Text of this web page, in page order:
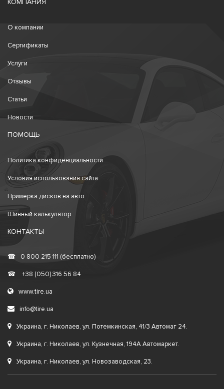
КОМПАНИЯ
О компании
Сертификаты
Услуги
Отзывы
Статьи
Новости
ПОМОЩЬ
Политика конфиденциальности
Условия использования сайта
Примерка дисков на авто
Шинный калькулятор
КОНТАКТЫ
☎ 0 800 215 111 (бесплатно)
☎ +38 (050) 316 56 84
www.tire.ua
info@tire.ua
Украина, г. Николаев, ул. Потемкинская, 41/3 Автомаг 24.
Украина, г. Николаев, ул. Кузнечная, 194А Автомаркет.
Украина, г. Николаев, ул. Новозаводская, 23.